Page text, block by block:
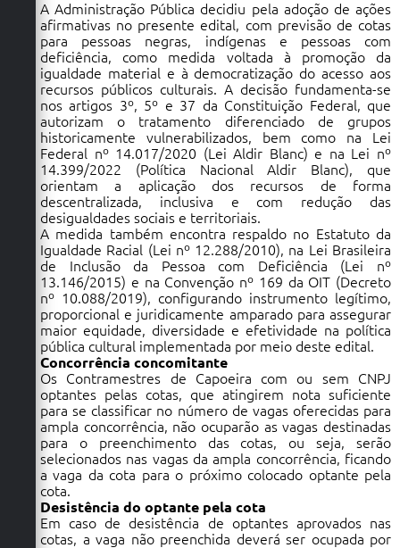
A Administração Pública decidiu pela adoção de ações
afirmativas no presente edital, com previsão de cotas
para pessoas negras, indígenas e pessoas com
deficiência, como medida voltada à promoção da
igualdade material e à democratização do acesso aos
recursos públicos culturais. A decisão fundamenta-se
nos artigos 3º, 5º e 37 da Constituição Federal, que
autorizam o tratamento diferenciado de grupos
historicamente vulnerabilizados, bem como na Lei
Federal nº 14.017/2020 (Lei Aldir Blanc) e na Lei nº
14.399/2022 (Política Nacional Aldir Blanc), que
orientam a aplicação dos recursos de forma
descentralizada, inclusiva e com redução das
desigualdades sociais e territoriais.
A medida também encontra respaldo no Estatuto da
Igualdade Racial (Lei nº 12.288/2010), na Lei Brasileira
de Inclusão da Pessoa com Deficiência (Lei nº
13.146/2015) e na Convenção nº 169 da OIT (Decreto
nº 10.088/2019), configurando instrumento legítimo,
proporcional e juridicamente amparado para assegurar
maior equidade, diversidade e efetividade na política
pública cultural implementada por meio deste edital.
Concorrência concomitante
Os Contramestres de Capoeira com ou sem CNPJ
optantes pelas cotas, que atingirem nota suficiente
para se classificar no número de vagas oferecidas para
ampla concorrência, não ocuparão as vagas destinadas
para o preenchimento das cotas, ou seja, serão
selecionados nas vagas da ampla concorrência, ficando
a vaga da cota para o próximo colocado optante pela
cota.
Desistência do optante pela cota
Em caso de desistência de optantes aprovados nas
cotas, a vaga não preenchida deverá ser ocupada por